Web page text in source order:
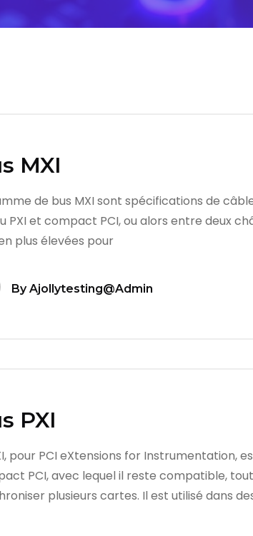
MXI
de bus MXI sont spécifications de
PXI et compact PCI, ou alors entre deux
plus élevées pour
ByAjollytesting@admin
PXI
pour PCI eXtensions for Instrumentation,
PCI, avec lequel il reste compatible,
plusieurs cartes. Il est utilisé dans